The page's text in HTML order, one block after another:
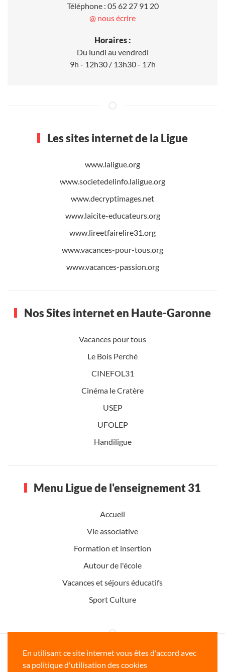
Téléphone : 05 62 27 91 20
@ nous écrire
Horaires :
Du lundi au vendredi
9h - 12h30 / 13h30 - 17h
Les sites internet de la Ligue
www.laligue.org
www.societedelinfo.laligue.org
www.decryptimages.net
www.laicite-educateurs.org
www.lireetfairelire31.org
www.vacances-pour-tous.org
www.vacances-passion.org
Nos Sites internet en Haute-Garonne
Vacances pour tous
Le Bois Perché
CINEFOL31
Cinéma le Cratère
USEP
UFOLEP
Handiligue
Menu Ligue de l'enseignement 31
Accueil
Vie associative
Formation et insertion
Autour de l'école
Vacances et séjours éducatifs
Sport Culture
Garonne www.ligue31.org
En utilisant ce site internet vous êtes d'accord avec
sa politique d'utilisation des cookies